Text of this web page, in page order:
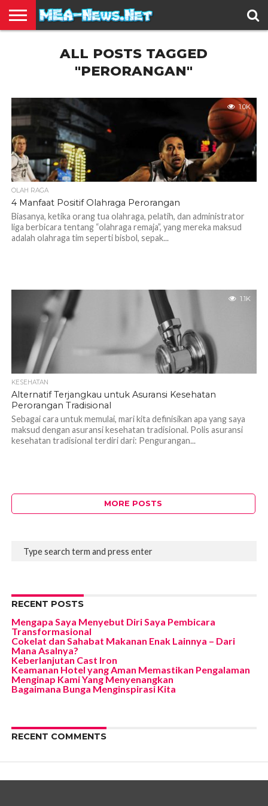
INSPIRASI
KESEHATAN
OTOMOTIFALL POSTS TAGGED
"PERORANGAN"
1.0K
OLAH RAGA
4 Manfaat Positif Olahraga Perorangan
Biasanya, ketika orang tua olahraga, pelatih, dan administrator
liga berbicara tentang “olahraga remaja”, yang mereka maksud
adalah olahraga tim seperti bisbol, sepak...
1.1K
KESEHATAN
Alternatif Terjangkau untuk Asuransi Kesehatan
Perorangan Tradisional
Sebagai cara untuk memulai, mari kita definisikan apa yang saya
maksud dengan asuransi kesehatan tradisional. Polis asuransi
kesehatan tradisional terdiri dari: Pengurangan...
MORE POSTS
RECENT POSTS
Mengapa Saya Menyebut Diri Saya Pembicara
Transformasional
Cokelat dan Sahabat Makanan Enak Lainnya – Dari
Mana Asalnya?
Keberlanjutan Cast Iron
Keamanan Hotel yang Aman Memastikan Pengalaman
Menginap Kami Yang Menyenangkan
Bagaimana Bunga Menginspirasi Kita
RECENT COMMENTS